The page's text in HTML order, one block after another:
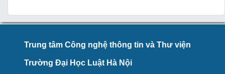
Trung tâm Công nghệ thông tin và Thư viện
Trường Đại Học Luật Hà Nội